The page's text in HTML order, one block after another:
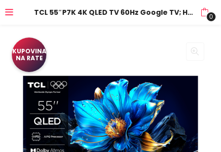
TCL 55″P7K 4K QLED TV 60Hz Google TV; HDR multi-format; HVA Panel; Game Master; Dolby Atmos;, 55P7K 0
KUPOVINA
NA RATE